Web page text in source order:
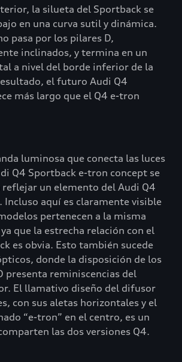
la silueta del Sportback se
en una curva sutil y dinámica.
pasa por los pilares D,
inclinados, y termina en un
a nivel del borde inferior de la
el futuro Audi Q4
más largo que el Q4 e-tron
luminosa que conecta las luces
Q4 Sportback e-tron concept se
un elemento del Audi Q4
Incluso aquí es claramente visible
pertenecen a la misma
que la estrecha relación con el
es obvia. Esto también sucede
donde la disposición de los
presenta reminiscencias del
El llamativo diseño del difusor
con sus aletas horizontales y el
“e-tron” en el centro, es un
las dos versiones Q4.